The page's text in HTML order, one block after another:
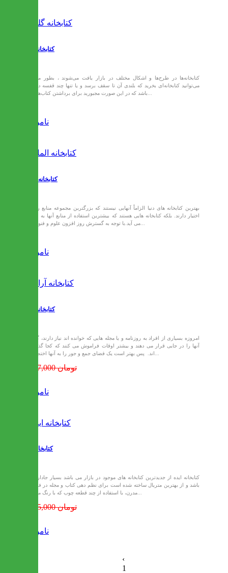
کتابخانه گلپر
می‌توانید کتابخانه‌ای بخرید که بلندی آن تا سقف برسد و یا تنها چند قفسه داشته
ناموجود
کتابخانه المان
بهترین کتابخانه های دنیا الزاماً آنهایی نیستند که بزرگترین مجموعه منابع را در
اختیار دارند. بلکه کتابخانه هایی هستند که بیشترین استفاده از منابع آنها به عمل
ناموجود
کتابخانه آراله
امروزه بسیاری از افراد به روزنامه و یا مجله هایی که خوانده اند نیاز دارند، گاهی
آنها را در جایی قرار می دهند و بیشتر اوقات فراموش می کنند که کجا گذاشته
1,077,000 تومان
ناموجود
کتابخانه ایده
کتابخانه ایده از جدیدترین کتابخانه های موجود در بازار می باشد بسیار جادار می
باشد و از بهترین متریال ساخته شده است برای نظم دهی کتاب و مجله در فضای
مدرن، با استفاده از چند قطعه چوب که با رنگ محیط...
1,135,000 تومان
ناموجود
‹
1